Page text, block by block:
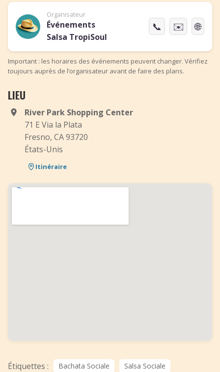
Organisateur
Événements
Salsa TropiSoul
📞 ✉️ 🌐
Important : les horaires des événements peuvent changer. Vérifiez
toujours auprès de l’organisateur avant de faire des plans.
LIEU
River Park Shopping Center
71 E Via la Plata
Fresno, CA 93720
États-Unis
Itinéraire
Étiquettes : Bachata Sociale Salsa Sociale